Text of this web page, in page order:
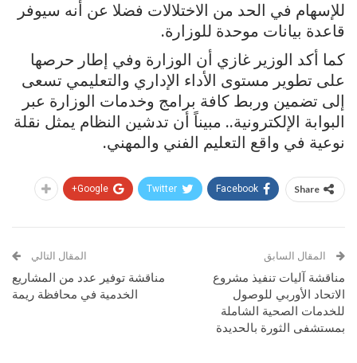
للإسهام في الحد من الاختلالات فضلا عن أنه سيوفر
قاعدة بيانات موحدة للوزارة.
كما أكد الوزير غازي أن الوزارة وفي إطار حرصها
على تطوير مستوى الأداء الإداري والتعليمي تسعى
إلى تضمين وربط كافة برامج وخدمات الوزارة عبر
البوابة الإلكترونية.. مبيناً أن تدشين النظام يمثل نقلة
نوعية في واقع التعليم الفني والمهني.
Share
Facebook
Twitter
Google+
المقال السابق
مناقشة آليات تنفيذ مشروع
الاتحاد الأوربي للوصول
للخدمات الصحية الشاملة
بمستشفى الثورة بالحديدة
المقال التالي
مناقشة توفير عدد من المشاريع
الخدمية في محافظة ريمة